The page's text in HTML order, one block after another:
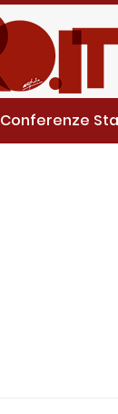
Conferenze